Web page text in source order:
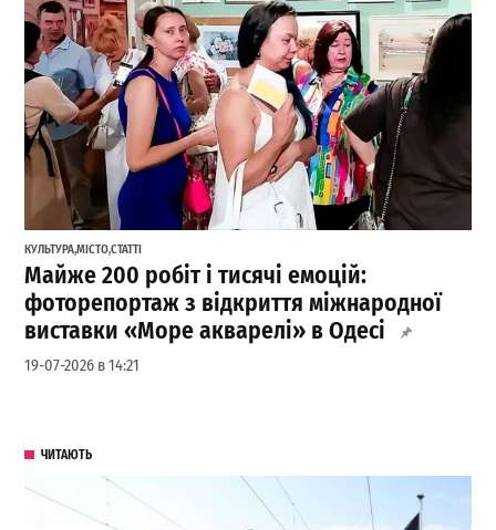
КУЛЬТУРА,МІСТО,СТАТТІ
Майже 200 робіт і тисячі емоцій:
фоторепортаж з відкриття міжнародної
виставки «Море акварелі» в Одесі
19-07-2026 в 14:21
ЧИТАЮТЬ